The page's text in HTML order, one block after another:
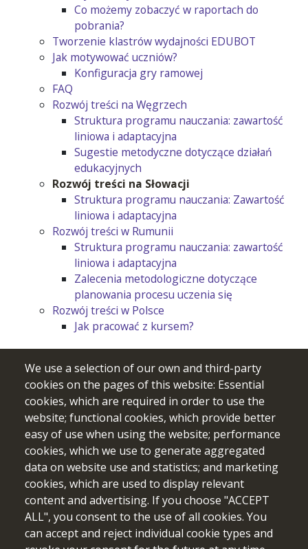
Co możemy zobaczyć w raportach do
pobrania?
Tworzenie klastrów wydajności EDUBOT
Jak motywować uczniów?
Konfiguracja gry ramowej
FAQ
Rozwój treści na Węgrzech
Struktura programu nauczania: zawartość
liniowa i adaptacyjna
Sugestie metodyczne dotyczące działań
edukacyjnych
Rozwój treści na Słowacji
Struktura programu nauczania: Zawartość
liniowa i adaptacyjna
Rozwój treści w Rumunii
Struktura programu nauczania: zawartość
liniowa i adaptacyjna
Zalecenia metodologiczne dotyczące
planowania procesu uczenia się
Rozwój treści w Polsce
Jak pracować z kursem?
Sfinansowane ze środków UE. Wyrażone poglądy i opinie są
jedynie opiniami autora lub autorów i niekoniecznie
odzwierciedlają poglądy i opinie Unii Europejskiej lub
We use a selection of our own and third-party
cookies on the pages of this website: Essential
cookies, which are required in order to use the
website; functional cookies, which provide better
easy of use when using the website; performance
cookies, which we use to generate aggregated
data on website use and statistics; and marketing
cookies, which are used to display relevant
content and advertising. If you choose "ACCEPT
ALL", you consent to the use of all cookies. You
can accept and reject individual cookie types and